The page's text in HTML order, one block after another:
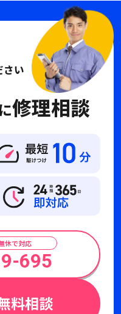
さい
に修理相談
休で対応
695
料相談